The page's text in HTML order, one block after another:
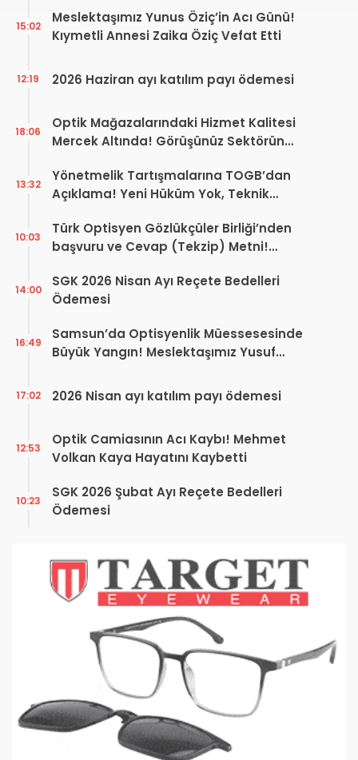
Meslektaşımız Yunus Öziç’in Acı Günü!
Kıymetli Annesi Zaika Öziç Vefat Etti
15:02
2026 Haziran ayı katılım payı ödemesi
12:19
Optik Mağazalarındaki Hizmet Kalitesi
Mercek Altında! Görüşünüz Sektörün
18:06
Yönetmelik Tartışmalarına TOGB’dan
Açıklama! Yeni Hüküm Yok, Teknik
13:32
Türk Optisyen Gözlükçüler Birliği’nden
başvuru ve Cevap (Tekzip) Metni!
10:03
SGK 2026 Nisan Ayı Reçete Bedelleri
Ödemesi
14:00
Samsun’da Optisyenlik Müessesesinde
Büyük Yangın! Meslektaşımız Yusuf
16:49
2026 Nisan ayı katılım payı ödemesi
17:02
Optik Camiasının Acı Kaybı! Mehmet
Volkan Kaya Hayatını Kaybetti
12:53
SGK 2026 Şubat Ayı Reçete Bedelleri
Ödemesi
10:23